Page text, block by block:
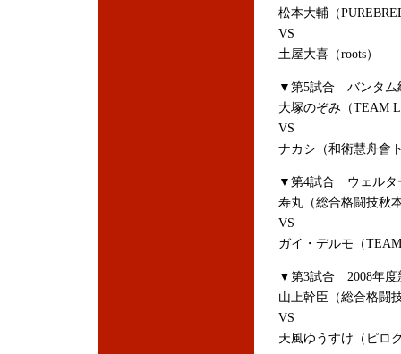
松本大輔（
VS
土屋大喜（roots）
▼第5試合 バンタ
大塚のぞみ（TEAM
VS
ナカシ（和術慧舟會
▼第4試合 ウェルタ
寿丸（総合格闘技秋
VS
ガイ・デルモ（
▼第3試合 2008年度
山上幹臣（総合格闘
VS
天風ゆうすけ（ピロ